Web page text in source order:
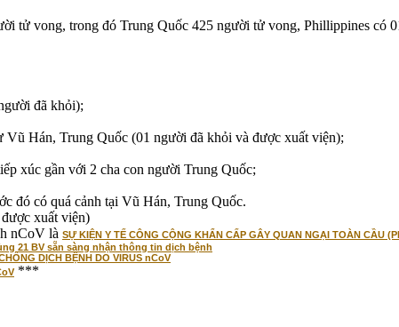
tử vong, trong đó Trung Quốc 425 người tử vong, Phillippines có
đã khỏi);
Vũ Hán, Trung Quốc (01 người đã khỏi và được xuất viện);
xúc gần với 2 cha con người Trung Quốc;
đó có quá cảnh tại Vũ Hán, Trung Quốc.
xuất viện)
nCoV là SỰ KIỆN Y TẾ CÔNG CỘNG KHẨN CẤP GÂY QUAN NGẠI TOÀN CẦU
21 BV sẵn sàng nhận thông tin dịch bệnh
DỊCH BỆNH DO VIRUS nCoV
***